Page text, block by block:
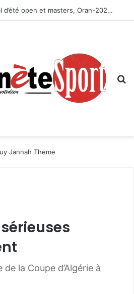
Championnat national d’été open et masters, Oran-2026 — Le CRB s’adjuge le titre
la Coupe d’Algérie à